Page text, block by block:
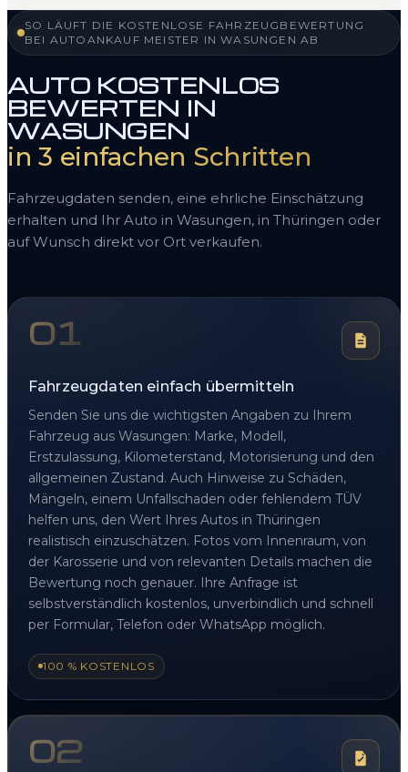
SO LÄUFT DIE KOSTENLOSE FAHRZEUGBEWERTUNG
BEI AUTOANKAUF MEISTER IN WASUNGEN AB
AUTO KOSTENLOS
BEWERTEN IN
WASUNGEN
in 3 einfachen Schritten
Fahrzeugdaten senden, eine ehrliche Einschätzung
erhalten und Ihr Auto in Wasungen, in Thüringen oder
auf Wunsch direkt vor Ort verkaufen.
01
Fahrzeugdaten einfach übermitteln
Senden Sie uns die wichtigsten Angaben zu Ihrem
Fahrzeug aus Wasungen: Marke, Modell,
Erstzulassung, Kilometerstand, Motorisierung und den
allgemeinen Zustand. Auch Hinweise zu Schäden,
Mängeln, einem Unfallschaden oder fehlendem TÜV
helfen uns, den Wert Ihres Autos in Thüringen
realistisch einzuschätzen. Fotos vom Innenraum, von
der Karosserie und von relevanten Details machen die
Bewertung noch genauer. Ihre Anfrage ist
selbstverständlich kostenlos, unverbindlich und schnell
per Formular, Telefon oder WhatsApp möglich.
100 % KOSTENLOS
02